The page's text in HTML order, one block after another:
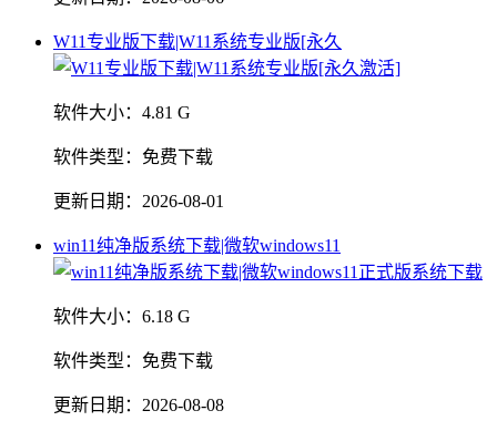
W11专业版下载|W11系统专业版[永久
软件大小： 4.81 G
软件类型： 免费下载
更新日期： 2026-08-01
win11纯净版系统下载|微软windows11
软件大小： 6.18 G
软件类型： 免费下载
更新日期： 2026-08-08